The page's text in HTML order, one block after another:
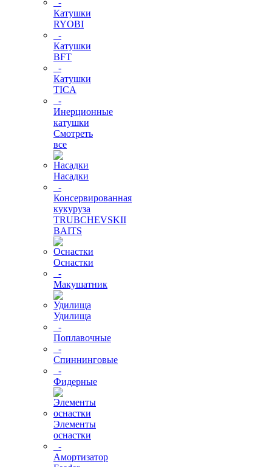
-
Катушки
RYOBI
-
Катушки
BFT
-
Катушки
TICA
-
Инерционные
катушки
Смотреть
все
Насадки
-
Консервированная
кукуруза
TRUBCHEVSKII
BAITS
Оснастки
-
Макушатник
Удилища
-
Поплавочные
-
Спиннинговые
-
Фидерные
Элементы
оснастки
-
Амортизатор